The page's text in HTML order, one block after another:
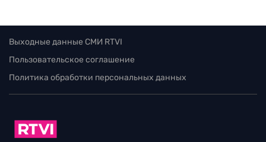
Выходные данные СМИ RTVI
Пользовательское соглашение
Политика обработки персональных данных